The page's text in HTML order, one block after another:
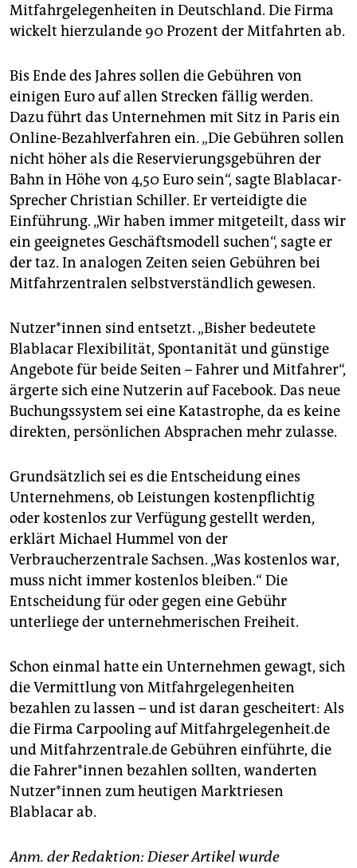
Mitfahrgelegenheiten in Deutschland. Die Firma
wickelt hierzulande 90 Prozent der Mitfahrten ab.
Bis Ende des Jahres sollen die Gebühren von
einigen Euro auf allen Strecken fällig werden.
Dazu führt das Unternehmen mit Sitz in Paris ein
Online-Bezahlverfahren ein. „Die Gebühren sollen
nicht höher als die Reservierungsgebühren der
Bahn in Höhe von 4,50 Euro sein“, sagte Blablacar-
Sprecher Christian Schiller. Er verteidigte die
Einführung. „Wir haben immer mitgeteilt, dass wir
ein geeignetes Geschäftsmodell suchen“, sagte er
der taz. In analogen Zeiten seien Gebühren bei
Mitfahrzentralen selbstverständlich gewesen.
Nutzer*innen sind entsetzt. „Bisher bedeutete
Blablacar Flexibilität, Spontanität und günstige
Angebote für beide Seiten – Fahrer und Mitfahrer“,
ärgerte sich eine Nutzerin auf Facebook. Das neue
Buchungssystem sei eine Katastrophe, da es keine
direkten, persönlichen Absprachen mehr zulasse.
Grundsätzlich sei es die Entscheidung eines
Unternehmens, ob Leistungen kostenpflichtig
oder kostenlos zur Verfügung gestellt werden,
erklärt Michael Hummel von der
Verbraucherzentrale Sachsen. „Was kostenlos war,
muss nicht immer kostenlos bleiben.“ Die
Entscheidung für oder gegen eine Gebühr
unterliege der unternehmerischen Freiheit.
Schon einmal hatte ein Unternehmen gewagt, sich
die Vermittlung von Mitfahrgelegenheiten
bezahlen zu lassen – und ist daran gescheitert: Als
die Firma Carpooling auf Mitfahrgelegenheit.de
und Mitfahrzentrale.de Gebühren einführte, die
die Fahrer*innen bezahlen sollten, wanderten
Nutzer*innen zum heutigen Marktriesen
Blablacar ab.
Anm. der Redaktion: Dieser Artikel wurde